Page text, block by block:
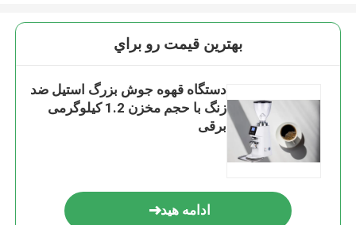
بهترين قيمت رو براي
دستگاه قهوه جوش بزرگ استیل ضد
زنگ با حجم مخزن 1.2 کیلوگرمی
برقی
ادامه هید